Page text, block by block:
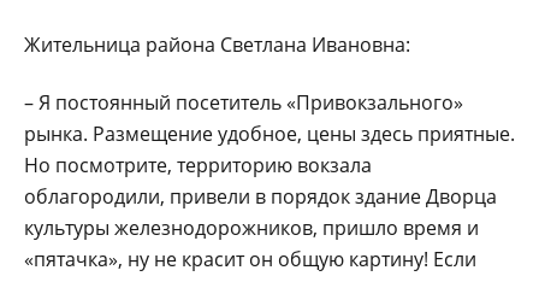
Жительница района Светлана Ивановна:
– Я постоянный посетитель «Привокзального»
рынка. Размещение удобное, цены здесь приятные.
Но посмотрите, территорию вокзала
облагородили, привели в порядок здание Дворца
культуры железнодорожников, пришло время и
«пятачка», ну не красит он общую картину! Если